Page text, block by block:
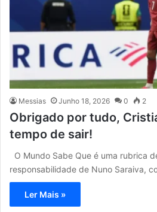
Messias Junho 18, 2026 0 2
Obrigado por tudo,
tempo de sair!
O Mundo Sabe Que é uma rubrica
responsabilidade de Nuno Saraiva,
Ler Mais »